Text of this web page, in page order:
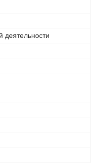
деятельности